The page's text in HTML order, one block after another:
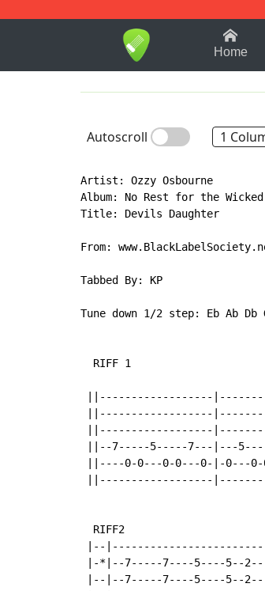
1-9 B
Home
Autoscroll 1
Artist: Ozzy Osbourne
Album: No Rest for the Wicked
Title: Devils Daughter
From:
Tabbed By: KP
Tune down 1/2 step: Eb Ab Db
  RIFF 1
||------------------
||------------------
||------------------
||--7-----5-----7---|---
||----0-0---0-0---0-|-0---0-
||------------------
  RIFF2
|--
|-*|--7-----7----5----5--
|--|--7-----7----5----5--